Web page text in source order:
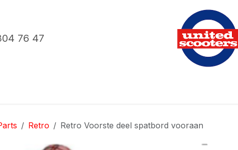
76 47
Retro Retro Voorste deel spatbord vooraan